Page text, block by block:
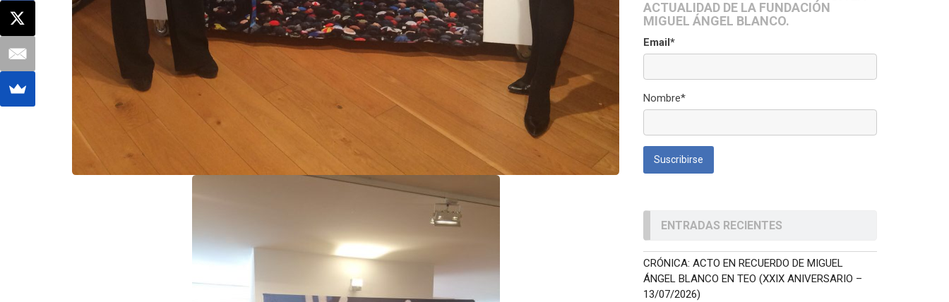
ACTUALIDAD DE LA FUNDACIÓN
MIGUEL ÁNGEL BLANCO.
Email*
Nombre*
ENTRADAS RECIENTES
CRÓNICA: ACTO EN RECUERDO DE MIGUEL
ÁNGEL BLANCO EN TEO (XXIX ANIVERSARIO –
13/07/2026)